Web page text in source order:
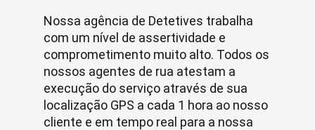
Nossa agência de Detetives trabalha
com um nível de assertividade e
comprometimento muito alto. Todos os
nossos agentes de rua atestam a
execução do serviço através de sua
localização GPS a cada 1 hora ao nosso
cliente e em tempo real para a nossa